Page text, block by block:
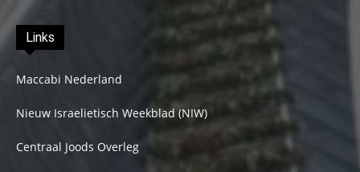
Links
Maccabi Nederland
Nieuw Israelietisch Weekblad (NIW)
Centraal Joods Overleg